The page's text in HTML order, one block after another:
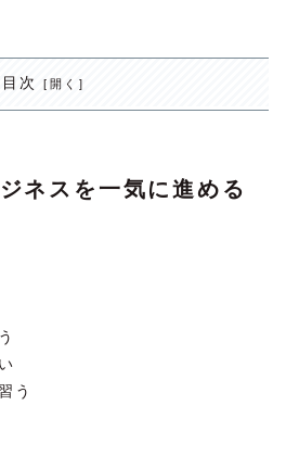
目次
ネスを一気に進める
う